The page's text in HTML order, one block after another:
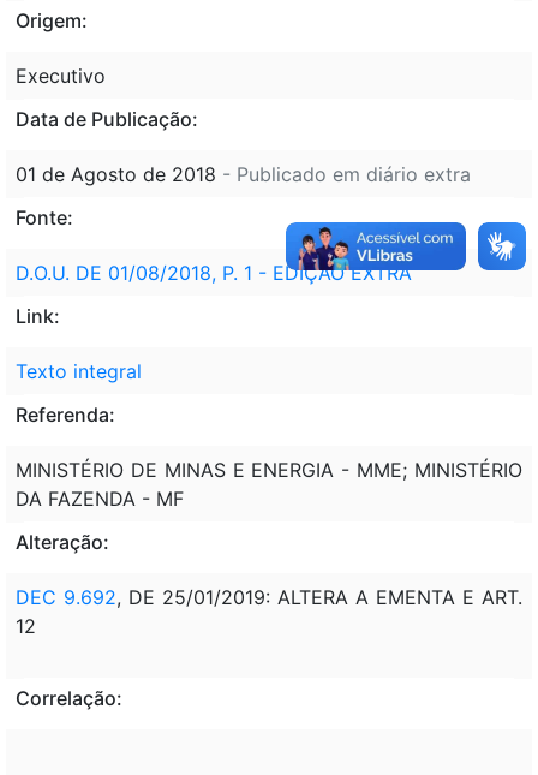
Origem:
Executivo
Data de Publicação:
01 de Agosto de 2018 - Publicado em diário extra
Fonte:
D.O.U. DE 01/08/2018, P. 1 - EDIÇÃO EXTRA
Link:
Texto integral
Referenda:
MINISTÉRIO DE MINAS E ENERGIA - MME; MINISTÉRIO
DA FAZENDA - MF
Alteração:
DEC 9.692, DE 25/01/2019: ALTERA A EMENTA E ART.
12
Correlação: